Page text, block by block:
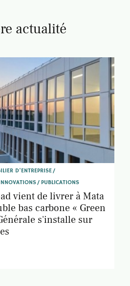
actualité
D'ENTREPRISE
PUBLICATIONS
vient de livrer à Mata
bas carbone « Green
s'installe sur